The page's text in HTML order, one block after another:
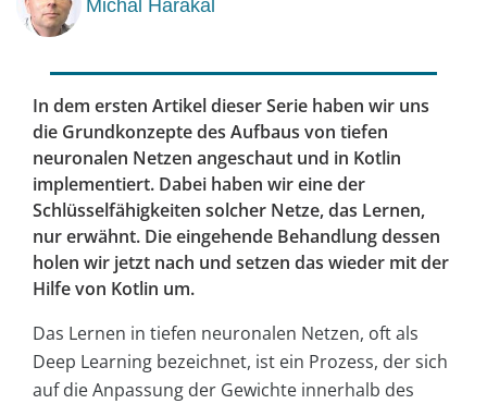
Michal Harakal
In dem ersten Artikel dieser Serie haben wir uns
die Grundkonzepte des Aufbaus von tiefen
neuronalen Netzen angeschaut und in Kotlin
implementiert. Dabei haben wir eine der
Schlüsselfähigkeiten solcher Netze, das Lernen,
nur erwähnt. Die eingehende Behandlung dessen
holen wir jetzt nach und setzen das wieder mit der
Hilfe von Kotlin um.
Das Lernen in tiefen neuronalen Netzen, oft als
Deep Learning bezeichnet, ist ein Prozess, der sich
auf die Anpassung der Gewichte innerhalb des